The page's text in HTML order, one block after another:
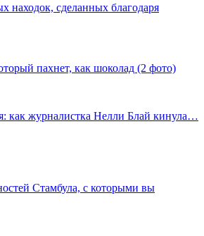
находок, сделанных благодаря
пахнет, как шоколад (2 фото)
как журналистка Нелли Блай кинула…
Стамбула, с которыми вы